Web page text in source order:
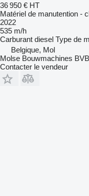
36 950 € HT
Matériel de manutention -
2022
535 m/h
Carburant diesel Type de
Belgique, Mol
Molse Bouwmachines
Contacter le vendeur